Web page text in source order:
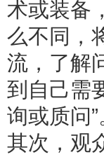
术或装备
么不同，
流，了解
到自己需
询或质问”
其次，观